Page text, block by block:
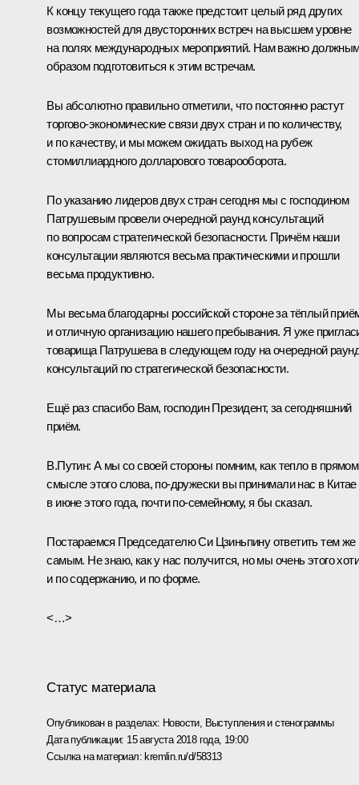
К концу текущего года также предстоит целый ряд других
возможностей для двусторонних встреч на высшем уровне
на полях международных мероприятий. Нам важно
образом подготовиться к этим встречам.
Вы абсолютно правильно отметили, что постоянно растут
торгово-экономические связи двух стран и по количеству,
и по качеству, и мы можем ожидать выход на рубеж
стомиллиардного долларового товарооборота.
По указанию лидеров двух стран сегодня мы с господином
Патрушевым провели очередной раунд консультаций
по вопросам стратегической безопасности. Причём наши
консультации являются весьма практическими и прошли
весьма продуктивно.
Мы весьма благодарны российской стороне за тёплый
и отличную организацию нашего пребывания. Я уже
товарища Патрушева в следующем году на очередной
консультаций по стратегической безопасности.
Ещё раз спасибо Вам, господин Президент, за сегодняшний
приём.
В.Путин: А мы со своей стороны помним, как тепло в прямом
смысле этого слова, по-дружески вы принимали нас в Китае
в июне этого года, почти по-семейному, я бы сказал.
Постараемся Председателю Си Цзиньпину ответить тем же
самым. Не знаю, как у нас получится, но мы очень этого
и по содержанию, и по форме.
<…>
Статус материала
Опубликован в разделах: Новости, Выступления и стенограммы
Дата публикации: 15 августа 2018 года, 19:00
Ссылка на материал: kremlin.ru/d/58313